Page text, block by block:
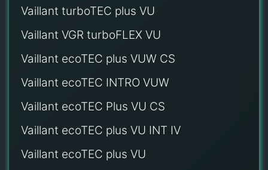
Vaillant turboTEC plus VU
Vaillant VGR turboFLEX VU
Vaillant ecoTEC plus VUW CS
Vaillant ecoTEC INTRO VUW
Vaillant ecoTEC Plus VU CS
Vaillant ecoTEC plus VU INT IV
Vaillant ecoTEC plus VU